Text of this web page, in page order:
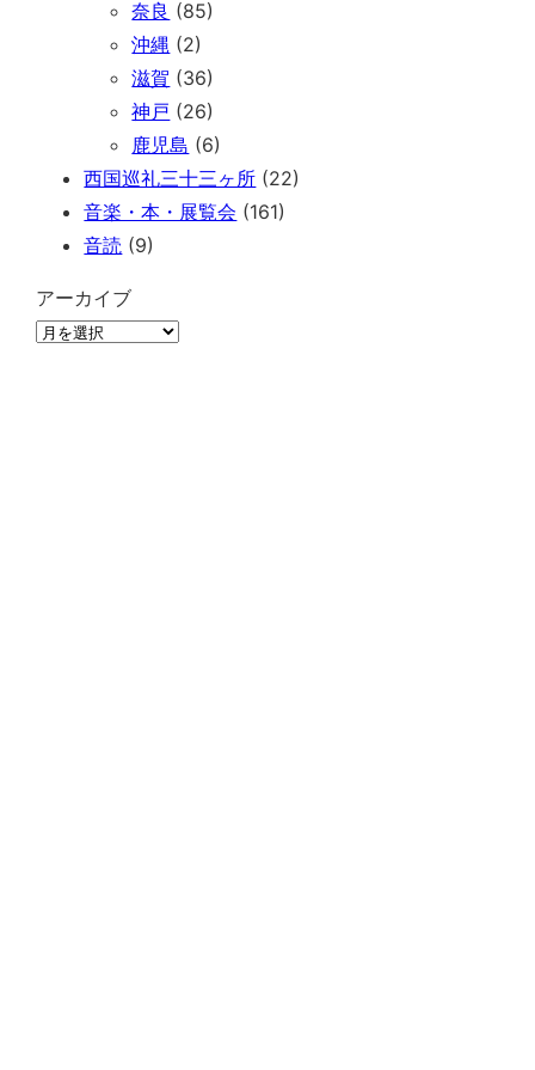
奈良 (85)
沖縄 (2)
滋賀 (36)
神戸 (26)
鹿児島 (6)
西国巡礼三十三ヶ所 (22)
音楽・本・展覧会 (161)
音読 (9)
アーカイブ